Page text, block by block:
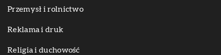
Przemysł i rolnictwo
Reklama i druk
Religia i duchowość